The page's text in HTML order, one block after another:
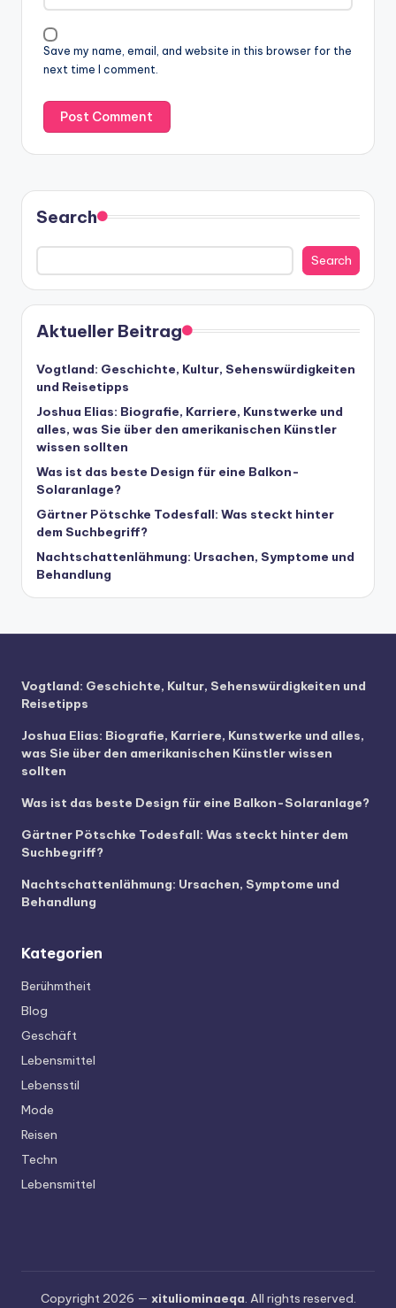
Save my name, email, and website in this browser for the
next time I comment.
Search
Search
Aktueller Beitrag
Vogtland: Geschichte, Kultur, Sehenswürdigkeiten
und Reisetipps
Joshua Elias: Biografie, Karriere, Kunstwerke und
alles, was Sie über den amerikanischen Künstler
wissen sollten
Was ist das beste Design für eine Balkon-
Solaranlage?
Gärtner Pötschke Todesfall: Was steckt hinter
dem Suchbegriff?
Nachtschattenlähmung: Ursachen, Symptome und
Behandlung
Vogtland: Geschichte, Kultur, Sehenswürdigkeiten und
Reisetipps
Joshua Elias: Biografie, Karriere, Kunstwerke und alles,
was Sie über den amerikanischen Künstler wissen
sollten
Was ist das beste Design für eine Balkon-Solaranlage?
Gärtner Pötschke Todesfall: Was steckt hinter dem
Suchbegriff?
Nachtschattenlähmung: Ursachen, Symptome und
Behandlung
Kategorien
Berühmtheit
Blog
Geschäft
Lebensmittel
Lebensstil
Mode
Reisen
Techn
Lebensmittel
Copyright 2026 — xituliominaeqa. All rights reserved.